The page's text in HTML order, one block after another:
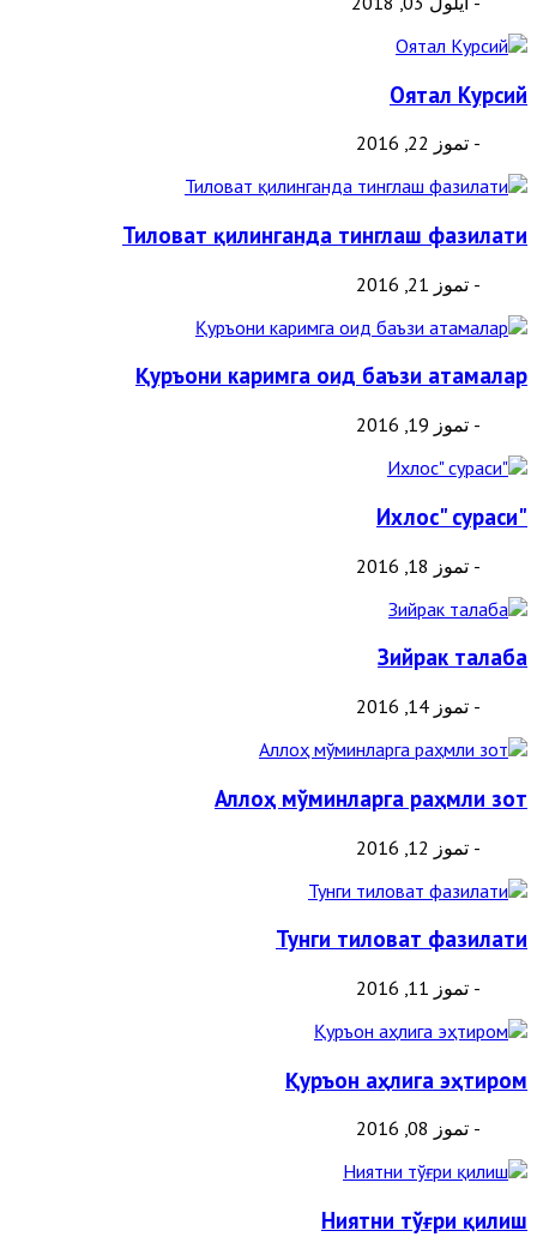
Оятал Курсий
- تموز 22, 2016
Тиловат қилинганда тинглаш фазилати
- تموز 21, 2016
Қуръони каримга оид баъзи атамалар
- تموز 19, 2016
"Ихлос" сураси
- تموز 18, 2016
Зийрак талаба
- تموز 14, 2016
Аллоҳ мўминларга раҳмли зот
- تموز 12, 2016
Тунги тиловат фазилати
- تموز 11, 2016
Қуръон аҳлига эҳтиром
- تموز 08, 2016
Ниятни тўғри қилиш